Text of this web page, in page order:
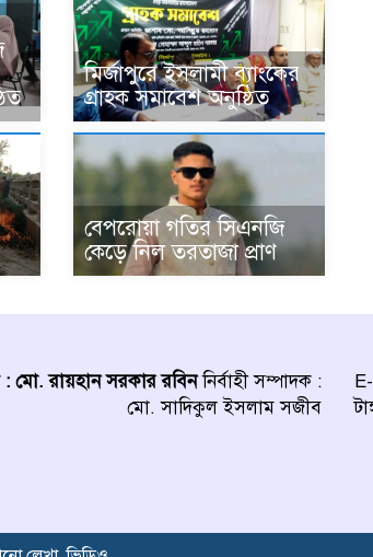
মির্জাপুরে ইসলামী ব্যাংকের
গ্রাহক সমাবেশ অনুষ্ঠিত
বেপরোয়া গতির সিএনজি
কেড়ে নিল তরতাজা প্রাণ
মো. রায়হান সরকার রবিননির্বাহী সম্পাদক :
মো. সাদিকুল ইসলাম সজীব